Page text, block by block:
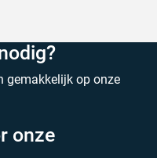
gemakkelijk op onze
onze